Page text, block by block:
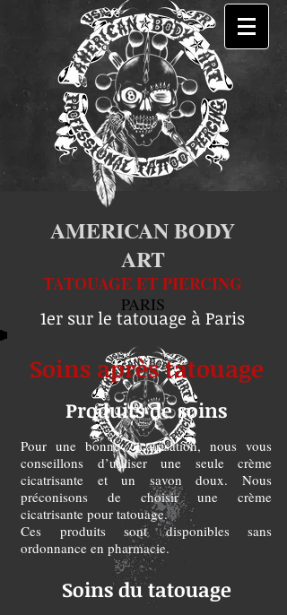
AMERICAN BODY
ART
TATOUAGE ET PIERCING
PARIS
1er sur le tatouage à Paris
Soins après tatouage
Produits de soins
Pour une bonne cicatrisation, nous vous
conseillons d’utiliser une seule crème
cicatrisante et un savon doux. Nous
préconisons de choisir une crème
cicatrisante pour tatouage.
Ces produits sont disponibles sans
ordonnance en pharmacie.
Soins du tatouage